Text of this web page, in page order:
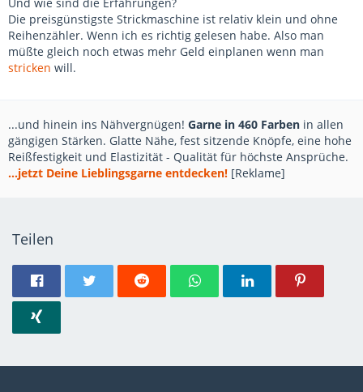
Die preisgünstigste Strickmaschine ist relativ klein und ohne
Reihenzähler. Wenn ich es richtig gelesen habe. Also man
müßte gleich noch etwas mehr Geld einplanen wenn man
stricken will.
...und hinein ins Nähvergnügen! Garne in 460 Farben in allen
gängigen Stärken. Glatte Nähe, fest sitzende Knöpfe, eine hohe
Reißfestigkeit und Elastizität - Qualität für höchste Ansprüche.
...jetzt Deine Lieblingsgarne entdecken! [Reklame]
Teilen